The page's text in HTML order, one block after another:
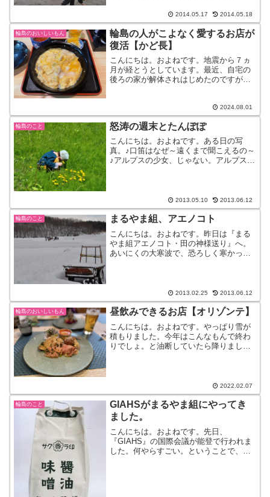
は、明日千枚田の田植えへ行くと言って
いました。東京から来たご家族でした
が、子どもたちに色々な体験をさせ...
2014.05.17 2014.05.18
輪島のおいしいもん
輪島の人がこよなく愛するお店が
復活【かど長】
こんにちは。およねです。地震から７ヵ
月が経とうとしています。最近、自宅の
後ろの家が解体されはじめたのですが１
風景が変わると、違和感ありますね。さ
て、そんな中でも谷川醸造...
2024.08.01
輪島のこと 怒涛の週末とたんぽぽ
こんにちは。およねです。ある日の写
真。♪口笛はなぜ～遠くまで聞こえるの～
♪アルプスの少女、じゃない。アルプスの
田植えがあったり、夜ご...
2013.05.10 2013.06.12
輪島のこと まるやま組、アエノコト
こんにちは。およねです。昨日は『まる
やま組アエノコト・田の神様送り』へ。
あいにくの大寒波で、恐ろしく寒かった
たくさんのおもてなしで、...
2013.02.25 2013.06.12
輪島のおいしいもん 昼飲みできるお店【オリゾンテ】
こんにちは。およねです。やっぱり雪が
積もりました。今年はこんなもんで終わ
りでしょ。と油断していたら降りまし
いたので、とてつもなく残念... 2022.02.07
輪島のこと
GIAHSがまるやま組にやってき
ました。
こんにちは。およねです。先日、
『GIAHS』の国際会議が能登で行われま
した。何やらすごい。ということで、